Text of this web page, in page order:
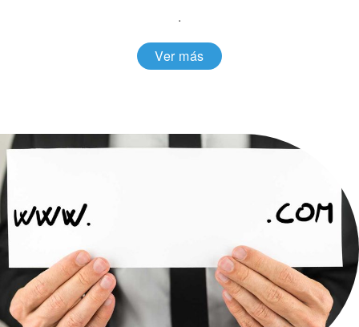
.
Ver más